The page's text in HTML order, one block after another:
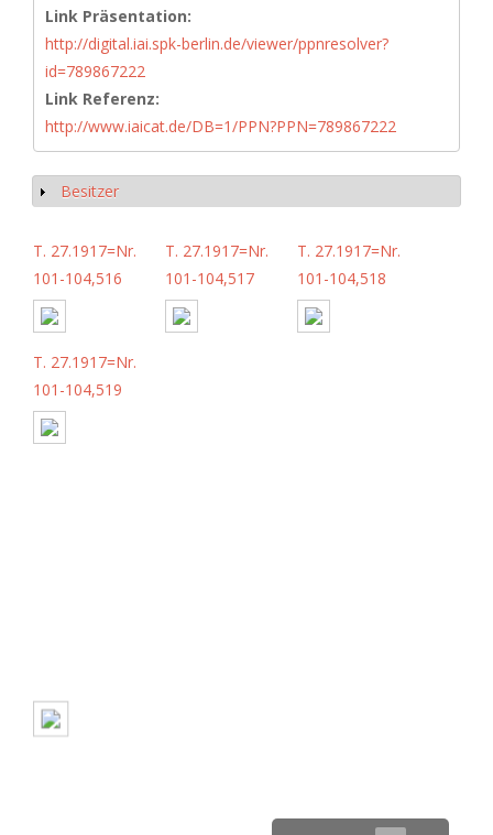
Link Präsentation:
http://digital.iai.spk-berlin.de/viewer/ppnresolver?
id=789867222
Link Referenz:
http://www.iaicat.de/DB=1/PPN?PPN=789867222
Show
Besitzer
T. 27.1917=Nr.
101-104,516
T. 27.1917=Nr.
101-104,517
T. 27.1917=Nr.
101-104,518
T. 27.1917=Nr.
101-104,519